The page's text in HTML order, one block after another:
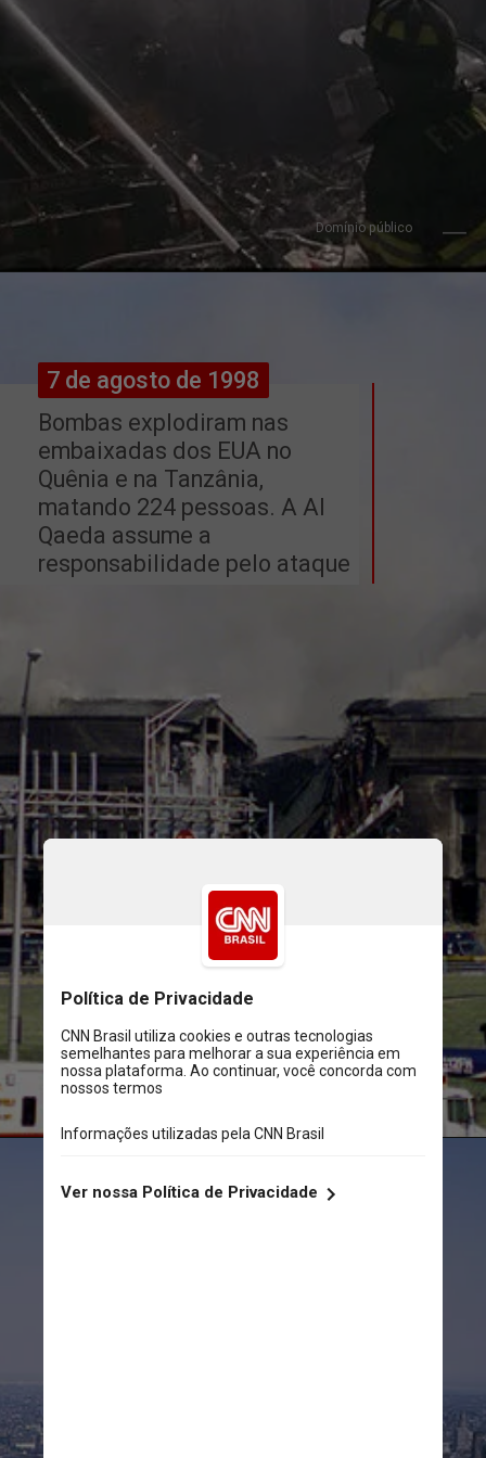
Domínio público
Bombas explodiram nas
embaixadas dos EUA no
Quênia e na Tanzânia,
matando 224 pessoas. A Al
Qaeda assume a
responsabilidade pelo ataque
7 de agosto de 1998
7 de agosto de 1998